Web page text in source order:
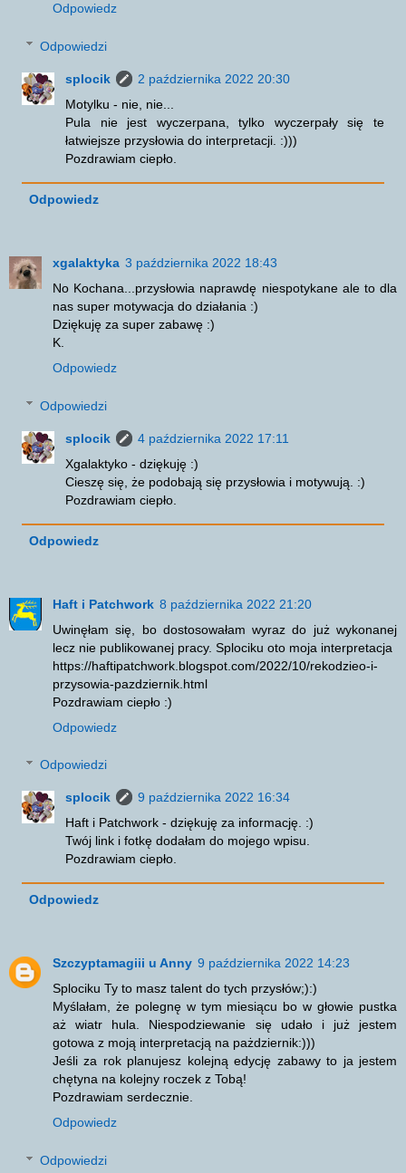
Odpowiedz
Odpowiedzi
splocik
2 października 2022 20:30
Motylku - nie, nie...
Pula nie jest wyczerpana, tylko wyczerpały się te
łatwiejsze przysłowia do interpretacji. :)))
Pozdrawiam ciepło.
Odpowiedz
xgalaktyka 3 października 2022 18:43
No Kochana...przysłowia naprawdę niespotykane ale to dla
nas super motywacja do działania :)
Dziękuję za super zabawę :)
K.
Odpowiedz
Odpowiedzi
splocik
4 października 2022 17:11
Xgalaktyko - dziękuję :)
Cieszę się, że podobają się przysłowia i motywują. :)
Pozdrawiam ciepło.
Odpowiedz
Haft i Patchwork 8 października 2022 21:20
Uwinęłam się, bo dostosowałam wyraz do już wykonanej
lecz nie publikowanej pracy. Splociku oto moja interpretacja
https://haftipatchwork.blogspot.com/2022/10/rekodzieo-i-
przysowia-pazdziernik.html
Pozdrawiam ciepło :)
Odpowiedz
Odpowiedzi
splocik
9 października 2022 16:34
Haft i Patchwork - dziękuję za informację. :)
Twój link i fotkę dodałam do mojego wpisu.
Pozdrawiam ciepło.
Odpowiedz
Szczyptamagiii u Anny 9 października 2022 14:23
Splociku Ty to masz talent do tych przysłów;):)
Myślałam, że polegnę w tym miesiącu bo w głowie pustka
aż wiatr hula. Niespodziewanie się udało i już jestem
gotowa z moją interpretacją na pażdziernik:)))
Jeśli za rok planujesz kolejną edycję zabawy to ja jestem
chętyna na kolejny roczek z Tobą!
Pozdrawiam serdecznie.
Odpowiedz
Odpowiedzi